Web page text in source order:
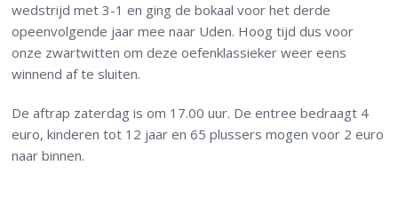
wedstrijd met 3-1 en ging de bokaal voor het derde
opeenvolgende jaar mee naar Uden. Hoog tijd dus voor
onze zwartwitten om deze oefenklassieker weer eens
winnend af te sluiten.
De aftrap zaterdag is om 17.00 uur. De entree bedraagt 4
euro, kinderen tot 12 jaar en 65 plussers mogen voor 2 euro
naar binnen.